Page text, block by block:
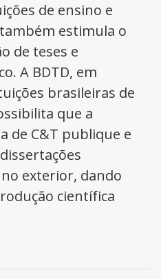
de ensino e
estimula o
de teses e
A BDTD, em
brasileiras de
que a
de C&T publique e
exterior, dando
científica